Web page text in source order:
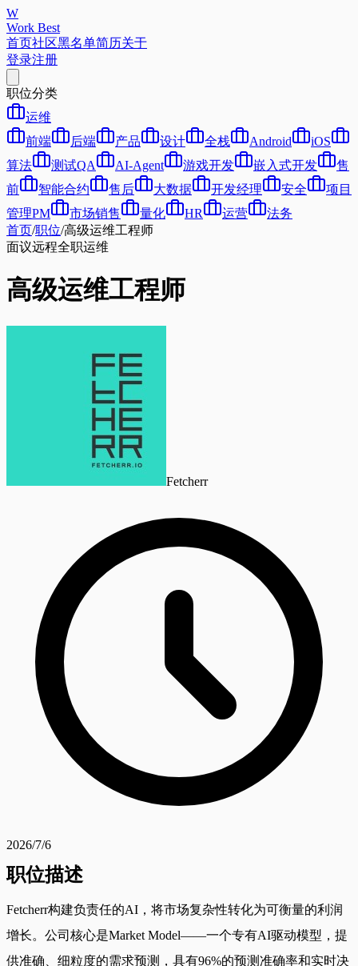
W
Work Best
首页社区黑名单简历关于
登录注册
职位分类
运维
前端
后端 产品 设计 全栈 Android
iOS
算法
测试QA AI-Agent 游戏开发 嵌入式开发
售
前
智能合约 售后 大数据 开发经理 安全
项目
管理PM
市场销售 量化 HR 运营
法务
首页/职位/高级运维工程师
面议远程全职运维
高级运维工程师
Fetcherr
2026/7/6
职位描述
Fetcherr构建负责任的AI，将市场复杂性转化为可衡量的利润
增长。公司核心是Market Model——一个专有AI驱动模型，提
供准确、细粒度的需求预测，具有96%的预测准确率和实时决